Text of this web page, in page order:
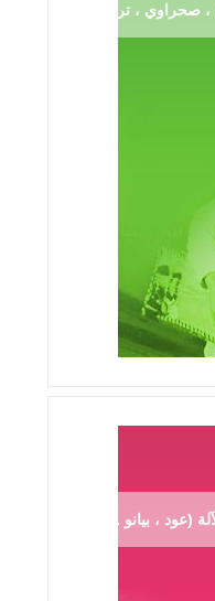
صحراوي ، ترڨية
، بيانو ...)